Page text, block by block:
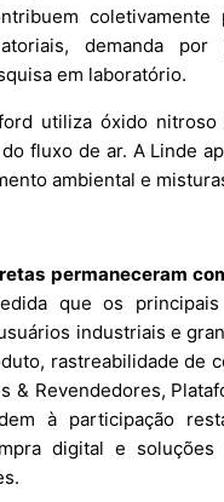
demanda por
em laboratório.
utiliza óxido
fluxo de ar. A Linde
ambiental e
permaneceram
que os
industriais e
rastreabilidade de
Revendedores,
à participação
digital e soluções